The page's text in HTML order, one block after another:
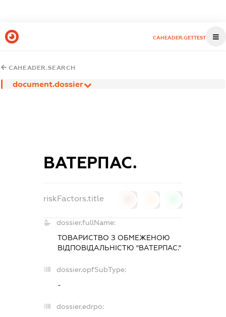
CAHEADER.GETTEST
CAHEADER.SEARCH
document.dossier
ВАТЕРПАС.
riskFactors.title
dossier.fullName:
ТОВАРИСТВО З ОБМЕЖЕНОЮ
ВІДПОВІДАЛЬНІСТЮ "ВАТЕРПАС."
dossier.opfSubType:
-
dossier.edrpo: